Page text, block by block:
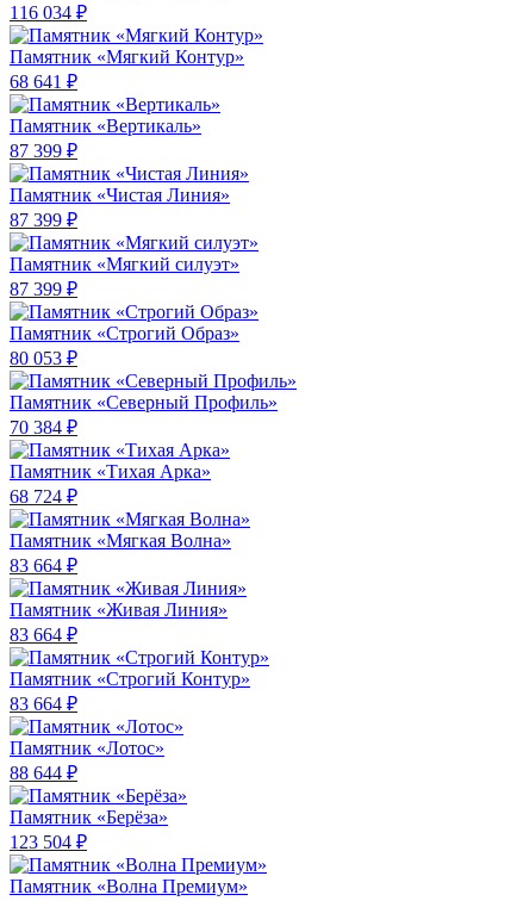
116 034 ₽
Памятник «Мягкий Контур»
68 641 ₽
Памятник «Вертикаль»
87 399 ₽
Памятник «Чистая Линия»
87 399 ₽
Памятник «Мягкий силуэт»
87 399 ₽
Памятник «Строгий Образ»
80 053 ₽
Памятник «Северный Профиль»
70 384 ₽
Памятник «Тихая Арка»
68 724 ₽
Памятник «Мягкая Волна»
83 664 ₽
Памятник «Живая Линия»
83 664 ₽
Памятник «Строгий Контур»
83 664 ₽
Памятник «Лотос»
88 644 ₽
Памятник «Берёза»
123 504 ₽
Памятник «Волна Премиум»